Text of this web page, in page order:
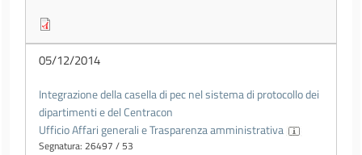
05/12/2014
Integrazione della casella di pec nel sistema di protocollo dei
dipartimenti e del Centracon
Ufficio Affari generali e Trasparenza amministrativa
Segnatura: 26497 / 53